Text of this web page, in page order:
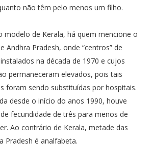
não têm pelo menos um filho.
modelo de Kerala, há quem mencione o
Andhra Pradesh, onde “centros” de
na década de 1970 e cujos
permaneceram elevados, pois tais
foram sendo substituídas por hospitais.
desde o início do anos 1990, houve
fecundidade de três para menos de
Ao contrário de Kerala, metade das
Pradesh é analfabeta.